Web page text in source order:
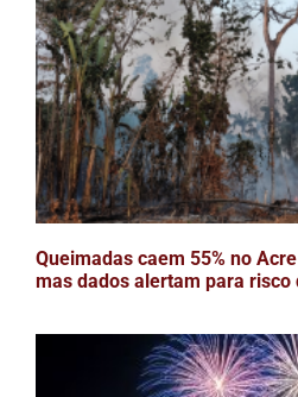
Queimadas caem 55% no
mas dados alertam para risco